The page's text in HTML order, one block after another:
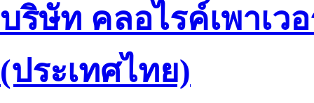
บริษัท คลอไรค์เพาเว
(ประเทศไทย)